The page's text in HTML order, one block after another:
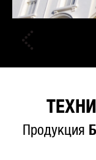
Продукция